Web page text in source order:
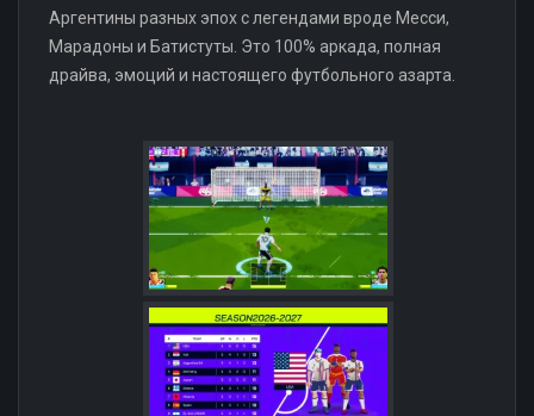
Аргентины разных эпох с легендами вроде Месси,
Марадоны и Батистуты. Это 100% аркада, полная
драйва, эмоций и настоящего футбольного азарта.